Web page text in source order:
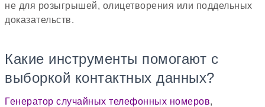
не для розыгрышей, олицетворения или поддельных
доказательств.
Какие инструменты помогают с
выборкой контактных данных?
Генератор случайных телефонных номеров,